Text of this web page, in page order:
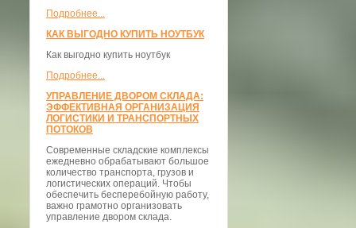
Подробнее...
КАК ВЫГОДНО КУПИТЬ НОУТБУК
Как выгодно купить ноутбук
Подробнее...
УПРАВЛЕНИЕ ДВОРОМ СКЛАДА:
ЭФФЕКТИВНАЯ ОРГАНИЗАЦИЯ
ЛОГИСТИКИ И ТРАНСПОРТНЫХ
ПОТОКОВ
Современные складские комплексы
ежедневно обрабатывают большое
количество транспорта, грузов и
логистических операций. Чтобы
обеспечить бесперебойную работу,
важно грамотно организовать
управление двором склада.